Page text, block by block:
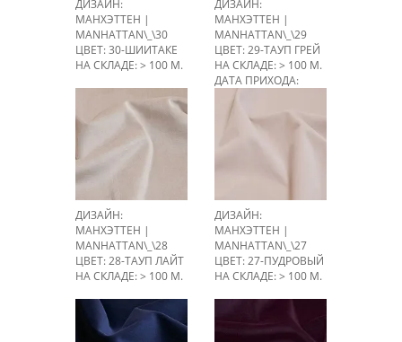
ДИЗАЙН:
МАНХЭТТЕН |
MANHATTAN\_\30
ЦВЕТ: 30-ШИИТАКЕ
НА СКЛАДЕ: > 100 М.
ДИЗАЙН:
МАНХЭТТЕН |
MANHATTAN\_\29
ЦВЕТ: 29-ТАУП ГРЕЙ
НА СКЛАДЕ: > 100 М.
ДАТА ПРИХОДА:
23.08.2026
ДИЗАЙН:
МАНХЭТТЕН |
MANHATTAN\_\28
ЦВЕТ: 28-ТАУП ЛАЙТ
НА СКЛАДЕ: > 100 М.
ДИЗАЙН:
МАНХЭТТЕН |
MANHATTAN\_\27
ЦВЕТ: 27-ПУДРОВЫЙ
НА СКЛАДЕ: > 100 М.